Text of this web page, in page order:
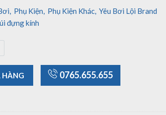
, Phụ Kiện, Phụ Kiện Khác, Yêu Bơi Lội Brand
đựng kính
số lượng
HÀNG 0765.655.655